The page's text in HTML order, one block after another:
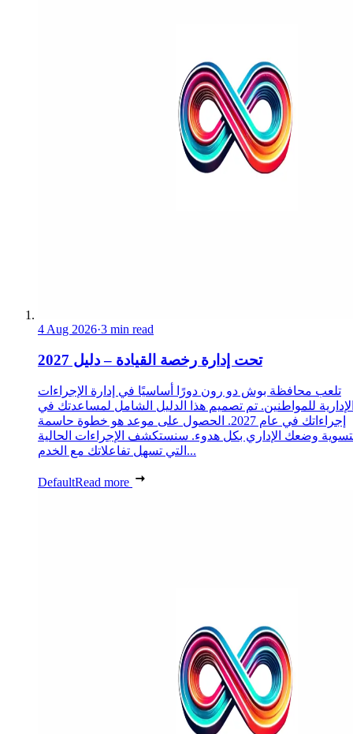
4 Aug 2026·3 min read
تحت إدارة رخصة القيادة – دليل 2027
تلعب محافظة بوش دو رون دورًا أساسيًا في إدارة الإجراءات
للمواطنين. تم تصميم هذا الدليل الشامل لمساعدتك في
إجراءاتك في عام 2027. الحصول على موعد هو خطوة حاسمة
وضعك الإداري بكل هدوء. سنستكشف الإجراءات الحالية
التي تسهل تفاعلاتك مع الخدم...
DefaultRead more